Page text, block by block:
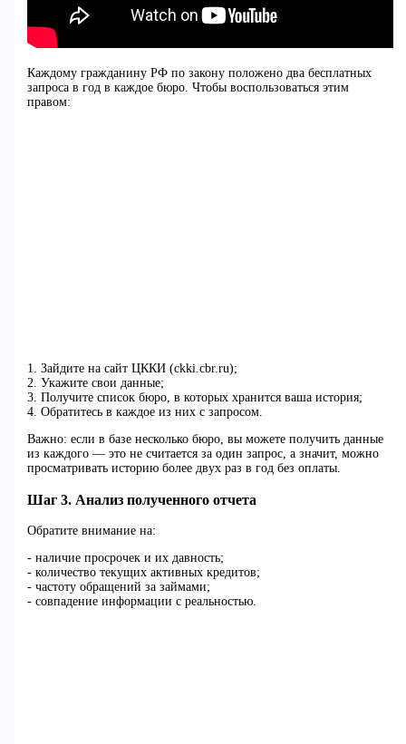
Каждому гражданину РФ по закону положено два бесплатных
запроса в год в каждое бюро. Чтобы воспользоваться этим
правом:
1. Зайдите на сайт ЦККИ (ckki.cbr.ru);
2. Укажите свои данные;
3. Получите список бюро, в которых хранится ваша история;
4. Обратитесь в каждое из них с запросом.
Важно: если в базе несколько бюро, вы можете получить данные
из каждого — это не считается за один запрос, а значит, можно
просматривать историю более двух раз в год без оплаты.
Шаг 3. Анализ полученного отчета
Обратите внимание на:
- наличие просрочек и их давность;
- количество текущих активных кредитов;
- частоту обращений за займами;
- совпадение информации с реальностью.